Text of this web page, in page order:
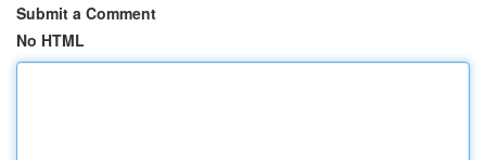
Submit a Comment
No HTML